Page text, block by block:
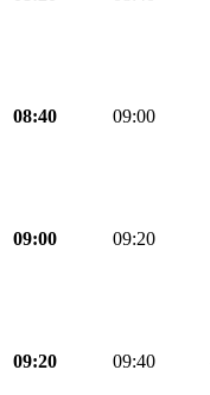
08:40 09:00
09:00 09:20
09:20 09:40